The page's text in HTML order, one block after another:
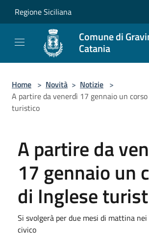
Regione Siciliana
Comune di
Catania
Home > Novità > Notizie >
A partire da venerdì 17 gennaio un
turistico
A partire da
17 gennaio un
di Inglese
Si svolgerà per due mesi di mattina
civico